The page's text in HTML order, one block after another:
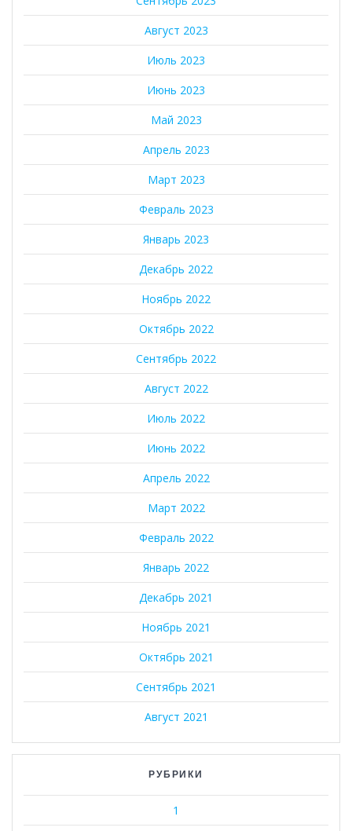
Август 2023
Июль 2023
Июнь 2023
Май 2023
Апрель 2023
Март 2023
Февраль 2023
Январь 2023
Декабрь 2022
Ноябрь 2022
Октябрь 2022
Сентябрь 2022
Август 2022
Июль 2022
Июнь 2022
Апрель 2022
Март 2022
Февраль 2022
Январь 2022
Декабрь 2021
Ноябрь 2021
Октябрь 2021
Сентябрь 2021
Август 2021
РУБРИКИ
1